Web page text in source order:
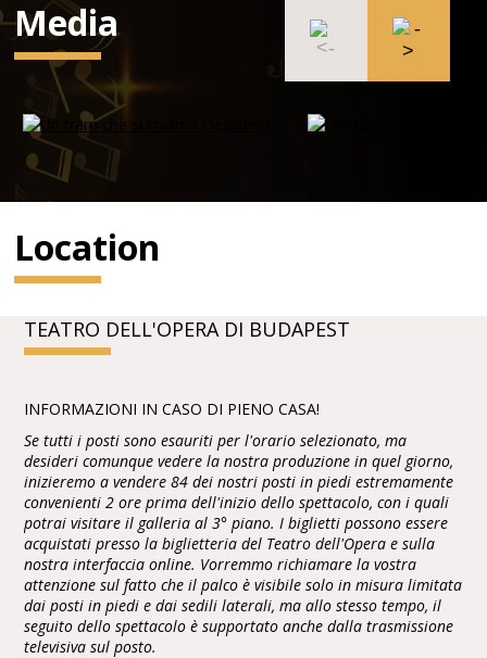
Media
Location
TEATRO DELL'OPERA DI BUDAPEST
INFORMAZIONI IN CASO DI PIENO CASA!
Se tutti i posti sono esauriti per l'orario selezionato, ma
desideri comunque vedere la nostra produzione in quel giorno,
inizieremo a vendere 84 dei nostri posti in piedi estremamente
convenienti 2 ore prima dell'inizio dello spettacolo, con i quali
potrai visitare il galleria al 3° piano. I biglietti possono essere
acquistati presso la biglietteria del Teatro dell'Opera e sulla
nostra interfaccia online. Vorremmo richiamare la vostra
attenzione sul fatto che il palco è visibile solo in misura limitata
dai posti in piedi e dai sedili laterali, ma allo stesso tempo, il
seguito dello spettacolo è supportato anche dalla trasmissione
televisiva sul posto.